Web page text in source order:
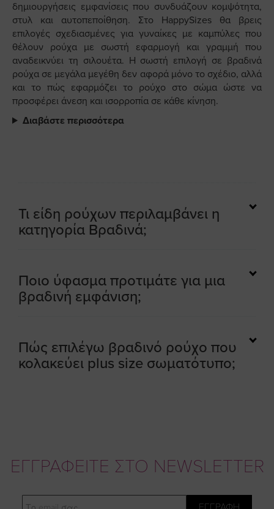
δημιουργήσεις εμφανίσεις που συνδυάζουν κομψότητα,
στυλ και αυτοπεποίθηση. Στο HappySizes θα βρεις
επιλογές σχεδιασμένες για γυναίκες με καμπύλες που
θέλουν ρούχα με σωστή εφαρμογή και γραμμή που
αναδεικνύει τη σιλουέτα. Η σωστή επιλογή σε βραδινά
ρούχα σε μεγάλα μεγέθη δεν αφορά μόνο το σχέδιο, αλλά
και το πώς εφαρμόζει το ρούχο στο σώμα ώστε να
προσφέρει άνεση και ισορροπία σε κάθε κίνηση.
Διαβάστε περισσότερα
Τι είδη ρούχων περιλαμβάνει η
κατηγορία Βραδινά;
Ποιο ύφασμα προτιμάτε για μια
βραδινή εμφάνιση;
Πώς επιλέγω βραδινό ρούχο που
κολακεύει plus size σωματότυπο;
ΕΓΓΡΑΦΕΙΤΕ ΣΤΟ NEWSLETTER
Email